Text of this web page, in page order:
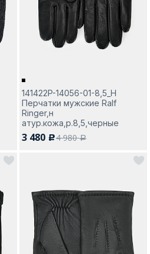
Изменить город
141422P-14056-01-8,5_Н
Перчатки мужские Ralf
Ringer,н
атур.кожа,р.8,5,черные
3 480 c4 980a